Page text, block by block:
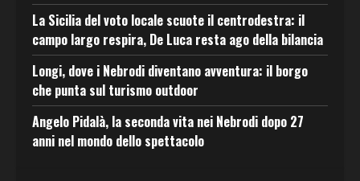
La Sicilia del voto locale scuote il centrodestra: il
campo largo respira, De Luca resta ago della bilancia
Longi, dove i Nebrodi diventano avventura: il borgo
che punta sul turismo outdoor
Angelo Pidalà, la seconda vita nei Nebrodi dopo 27
anni nel mondo dello spettacolo